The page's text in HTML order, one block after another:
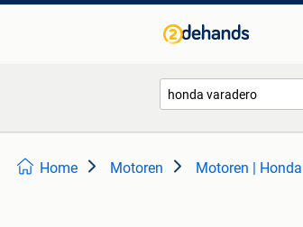
Home Motoren Motoren | Honda